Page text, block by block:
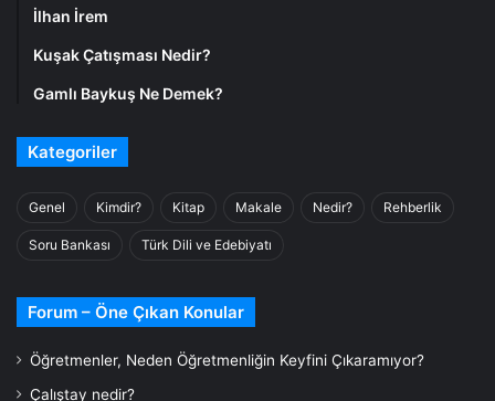
İlhan İrem
Kuşak Çatışması Nedir?
Gamlı Baykuş Ne Demek?
Kategoriler
Genel Kimdir? Kitap Makale Nedir? Rehberlik
Soru Bankası Türk Dili ve Edebiyatı
Forum – Öne Çıkan Konular
Öğretmenler, Neden Öğretmenliğin Keyfini Çıkaramıyor?
Çalıştay nedir?